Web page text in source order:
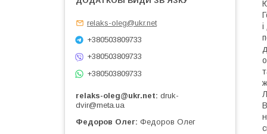
relaks-oleg@ukr.net
+380503809733
+380503809733
+380503809733
relaks-oleg@ukr.net druk-
dvir@meta.ua
Федоров Олег Федоров Олег